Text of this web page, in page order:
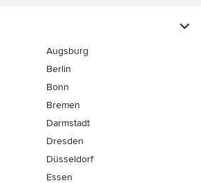
Augsburg
Berlin
Bonn
Bremen
Darmstadt
Dresden
Düsseldorf
Essen